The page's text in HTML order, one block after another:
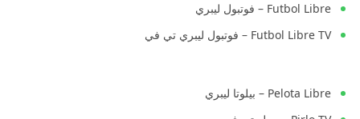
Futbol Libre – فوتبول ليبري
Futbol Libre TV – فوتبول ليبري تي في
Pelota Libre – بيلوتا ليبري